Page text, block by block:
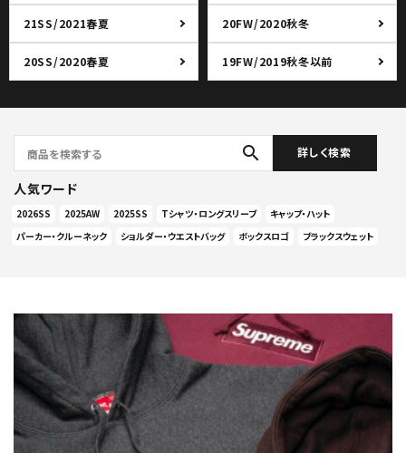
21SS/2021春夏 20FW/2020秋冬
20SS/2020春夏 19FW/2019秋冬以前
search 詳しく検索
人気ワード
2026SS 2025AW 2025SS Tシャツ・ロングスリーブ
キャップ・ハット
パーカー・クルーネック
ショルダー・ウエストバッグ ボックスロゴ ブラックスウェット